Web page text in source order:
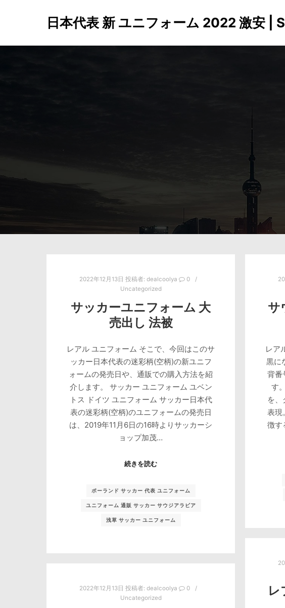
日本代表 新 ユニフォーム 2022 激安 |
2022年12月13日 投稿者:dealcoolya
0
Uncategorized
サッカーユニフォーム 大
売出し 法被
レアル ユニフォーム そこで、今回はこのサ
ッカー日本代表の迷彩柄(空柄)の新ユニフ
ォームの発売日や、通販での購入方法を紹
介します。 サッカー ユニフォーム ユベン
トス ドイツ ユニフォーム サッカー日本代
表の迷彩柄(空柄)のユニフォームの発売日
は、2019年11月6日の16時よりサッカーシ
ョップ加茂…
続きを読む
ポーランド サッカー 代表 ユニフォーム
ユニフォーム 通販 サッカー サウジアラビア
浅草 サッカー ユニフォーム
サ
レア
黒に
背番
す
を
表現
徴す
レ
2022年12月13日 投稿者:dealcoolya
0
Uncategorized